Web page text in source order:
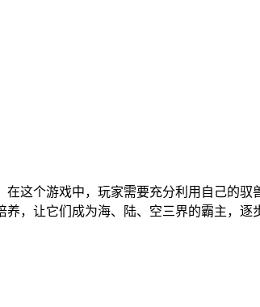
这个游戏中，玩家需要充分利用自己的
，让它们成为海、陆、空三界的霸主，逐